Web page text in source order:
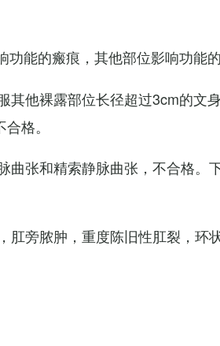
能的瘢痕，其他部位影响功能的
其他裸露部位长径超过3cm的文
格。
曲张和精索静脉曲张，不合格。
旁脓肿，重度陈旧性肛裂，环